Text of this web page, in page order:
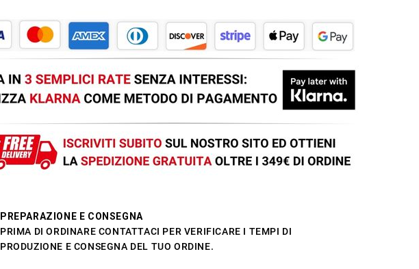
PREPARAZIONE E CONSEGNA
PRIMA DI ORDINARE CONTATTACI PER VERIFICARE I TEMPI DI
PRODUZIONE E CONSEGNA DEL TUO ORDINE.